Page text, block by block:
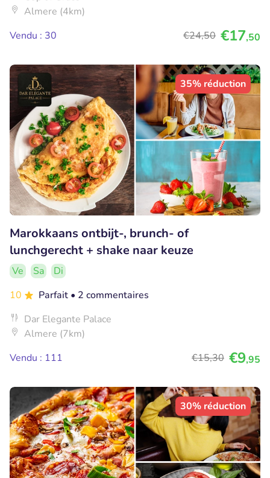
Almere (4km)
Vendu : 30
€24,50 €17,50
35% réduction
Marokkaans ontbijt-, brunch- of
lunchgerecht + shake naar keuze
Ve Sa
Di
10
Parfait • 2 commentaires
Dar Elegante Palace
Almere (7km)
Vendu : 111
€15,30 €9,95
30% réduction